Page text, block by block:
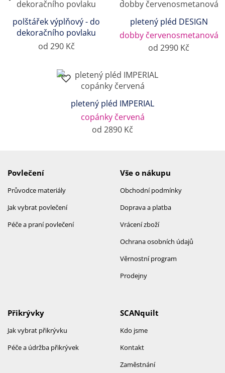
polštářek výplňový - do
dekoračního povlaku
od 290 Kč
pletený pléd DESIGN
dobby červenosmetanová
od 2990 Kč
pletený pléd IMPERIAL
copánky červená
od 2890 Kč
Povlečení
Průvodce materiály
Jak vybrat povlečení
Péče a praní povlečení
Vše o nákupu
Obchodní podmínky
Doprava a platba
Vrácení zboží
Ochrana osobních údajů
Věrnostní program
Prodejny
SCANquilt
Kdo jsme
Kontakt
Zaměstnání
Přikrývky
Jak vybrat přikrývku
Péče a údržba přikrývek